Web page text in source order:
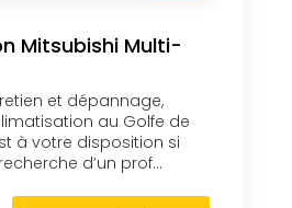
Mitsubishi Multi-
et dépannage,
au Golfe de
à votre disposition si
d’un prof...